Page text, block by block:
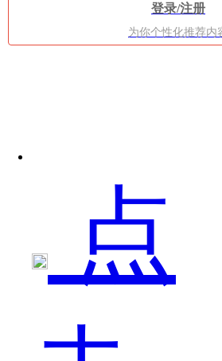
过
现
登录/注册
为你个性化推荐内
点